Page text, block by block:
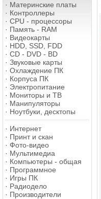
· Материнские платы
· Контроллеры
· CPU - процессоры
· Память - RAM
· Видеокарты
· HDD, SSD, FDD
· CD - DVD - BD
· Звуковые карты
· Охлаждение ПК
· Корпуса ПК
· Электропитание
· Мониторы и ТВ
· Манипуляторы
· Ноутбуки, десктопы
· Интернет
· Принт и скан
· Фото-видео
· Мультимедиа
· Компьютеры - общая
· Программное
· Игры ПК
· Радиодело
· Производители